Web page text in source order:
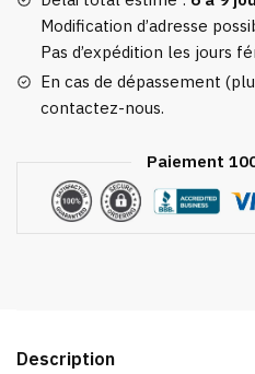
Modification d’adresse
Pas d’expédition les jours
En cas de dépassement
contactez-nous.
Paiement
Description